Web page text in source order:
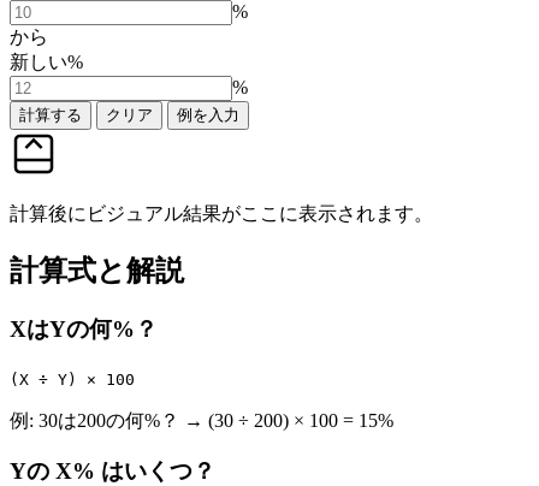
%
から
新しい%
%
計算する クリア 例を入力
計算後にビジュアル結果がここに表示されます。
計算式と解説
XはYの何%？
(X ÷ Y) × 100
例: 30は200の何%？ → (30 ÷ 200) × 100 = 15%
Yの X% はいくつ？